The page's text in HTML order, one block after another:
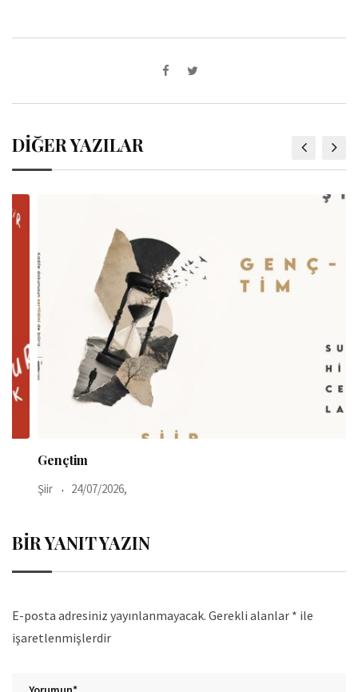
DİĞER YAZILAR
Gençtim
24/07/2026,
BIR YANIT YAZIN
E-posta adresiniz yayınlanmayacak. Gerekli alanlar * ile
işaretlenmişlerdir